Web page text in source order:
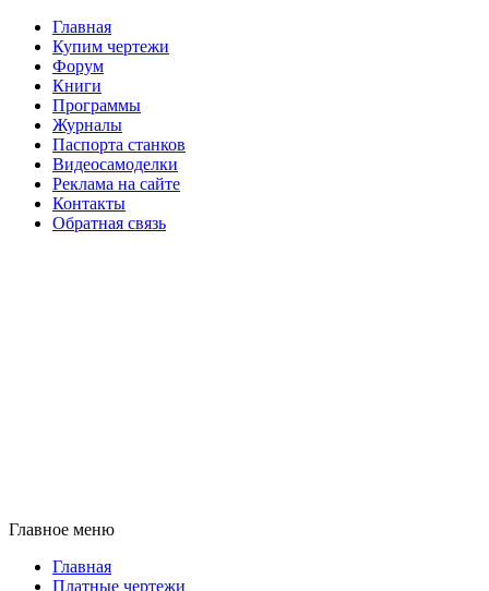
Главная
Купим чертежи
Форум
Книги
Программы
Журналы
Паспорта станков
Видеосамоделки
Реклама на сайте
Контакты
Обратная связь
Главное меню
Главная
Платные чертежи